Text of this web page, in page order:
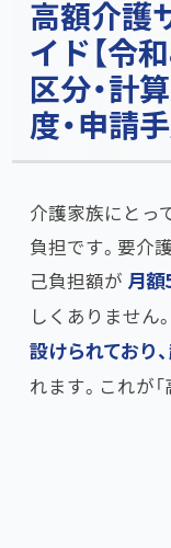
高額介護
イド【令
区分・計
度・申請
介護家族にとっ
負担です。要介
己負担額が 月額
しくありません
設けられており
れます。これが